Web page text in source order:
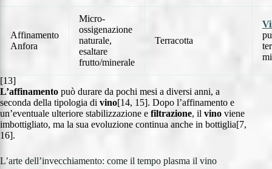
Affinamento
Anfora
Micro-
ossigenazione
naturale,
esaltare
frutto/minerale
Terracotta
[13]
L’affinamento può durare da pochi mesi a diversi anni, a
seconda della tipologia di vino[14, 15]. Dopo l’affinamento e
un’eventuale ulteriore stabilizzazione e filtrazione, il vino viene
imbottigliato, ma la sua evoluzione continua anche in bottiglia[7,
16].
L’arte dell’invecchiamento: come il tempo plasma il vino